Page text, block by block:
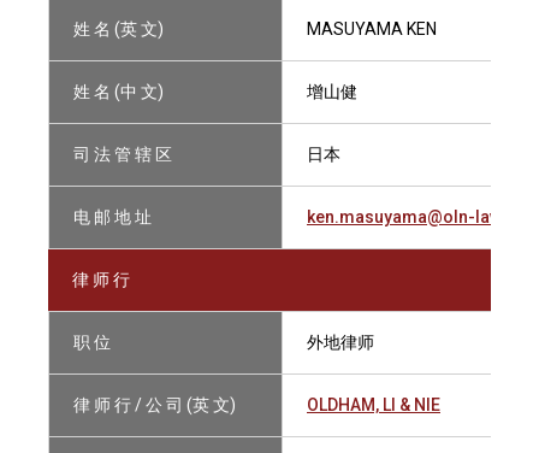
姓 名 (英 文) MASUYAMA KEN
姓 名 (中 文) 增山健
司 法 管 辖 区 日本
电 邮 地 址 ken.masuyama@oln-
律 师 行
职 位 外地律师
律 师 行 / 公 司 (英 文) OLDHAM, LI & NIE